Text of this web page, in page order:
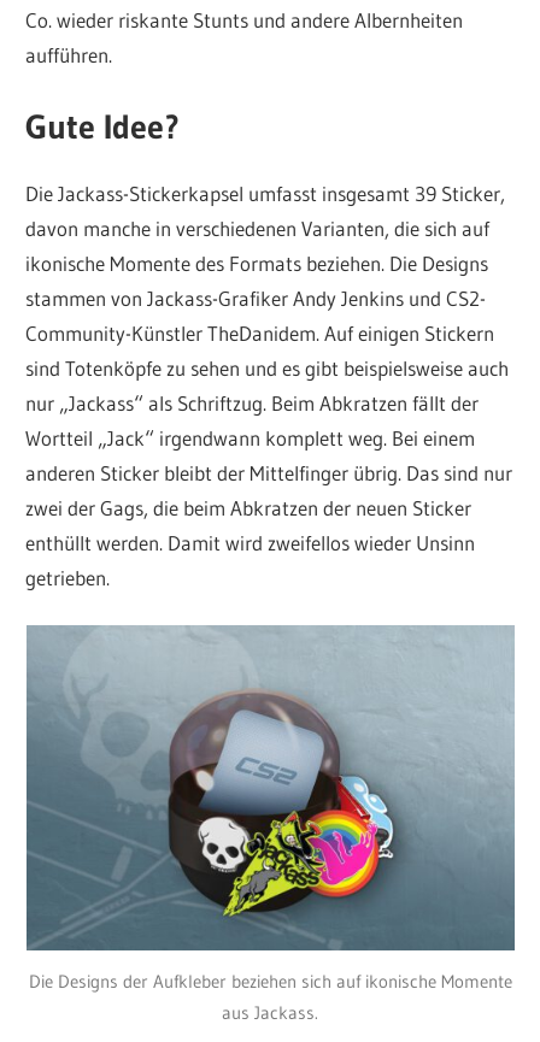
Co. wieder riskante Stunts und andere Albernheiten
aufführen.
Gute Idee?
Die Jackass-Stickerkapsel umfasst insgesamt 39 Sticker,
davon manche in verschiedenen Varianten, die sich auf
ikonische Momente des Formats beziehen. Die Designs
stammen von Jackass-Grafiker Andy Jenkins und CS2-
Community-Künstler TheDanidem. Auf einigen Stickern
sind Totenköpfe zu sehen und es gibt beispielsweise auch
nur „Jackass“ als Schriftzug. Beim Abkratzen fällt der
Wortteil „Jack“ irgendwann komplett weg. Bei einem
anderen Sticker bleibt der Mittelfinger übrig. Das sind nur
zwei der Gags, die beim Abkratzen der neuen Sticker
enthüllt werden. Damit wird zweifellos wieder Unsinn
getrieben.
Die Designs der Aufkleber beziehen sich auf ikonische Momente
aus Jackass.